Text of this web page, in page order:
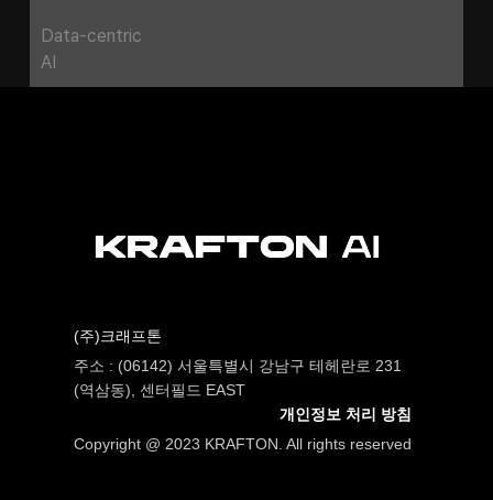
Data-centric
AI
(주)크래프톤
주소 : (06142) 서울특별시 강남구 테헤란로 231
(역삼동), 센터필드 EAST
개인정보 처리 방침
Copyright @ 2023 KRAFTON. All rights reserved